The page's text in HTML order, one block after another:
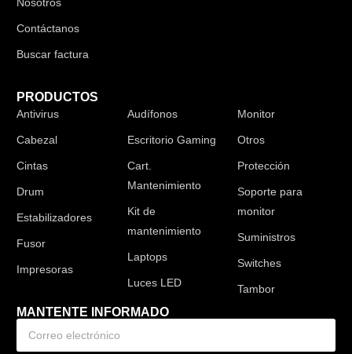
Contáctanos
Buscar factura
PRODUCTOS
Antivirus
Cabezal
Cintas
Drum
Estabilizadores
Fusor
Impresoras
Audífonos
Escritorio Gaming
Cart.
Mantenimiento
Kit de
mantenimiento
Laptops
Luces LED
Monitor
Otros
Protección
Soporte para
monitor
Suministros
Switches
Tambor
MANTENTE INFORMADO